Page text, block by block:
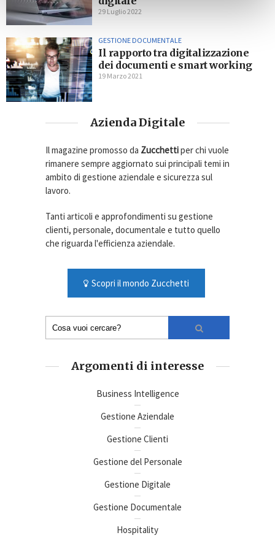
29 Luglio 2022
GESTIONE DOCUMENTALE
Il rapporto tra digitalizzazione
dei documenti e smart working
19 Marzo 2021
Azienda Digitale
Il magazine promosso da Zucchettiper chi vuole
rimanere sempre aggiornato sui principali temi in
ambito di gestione aziendale e sicurezza sul
lavoro.
Tanti articoli e approfondimenti su gestione
clienti, personale, documentale e tutto quello
che riguarda l'efficienza aziendale.
Scopri il mondo Zucchetti
Argomenti di interesse
Business Intelligence
Gestione Aziendale
Gestione Clienti
Gestione del Personale
Gestione Digitale
Gestione Documentale
Hospitality